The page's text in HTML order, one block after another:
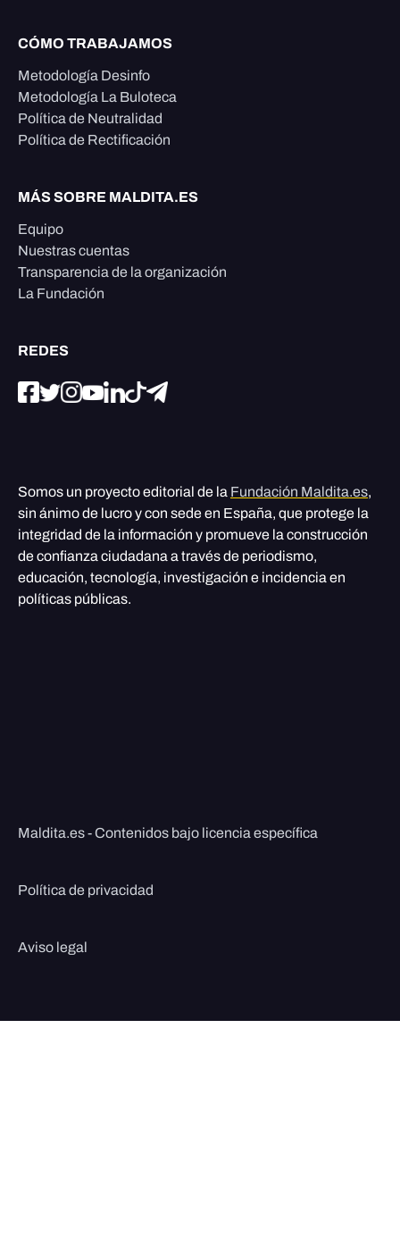
CÓMO TRABAJAMOS
Metodología Desinfo
Metodología La Buloteca
Política de Neutralidad
Política de Rectificación
MÁS SOBRE MALDITA.ES
Equipo
Nuestras cuentas
Transparencia de la organización
La Fundación
REDES
Somos un proyecto editorial de la Fundación Maldita.es,
sin ánimo de lucro y con sede en España, que protege la
integridad de la información y promueve la construcción
de confianza ciudadana a través de periodismo,
educación, tecnología, investigación e incidencia en
políticas públicas.
Maldita.es - Contenidos bajo licencia específica
Política de privacidad
Aviso legal